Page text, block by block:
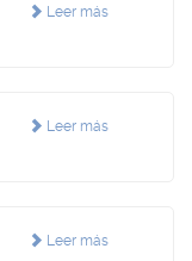
Leer más
Leer más
Leer más